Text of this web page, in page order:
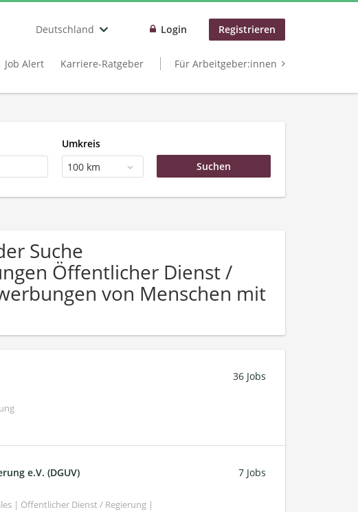
Deutschland Login Registrieren
Job Alert Karriere-Ratgeber Für Arbeitgeber:innen
Umkreis
100 km
Suche
Öffentlicher Dienst /
von Menschen mit
36 Jobs
e.V. (DGUV)
| Öffentlicher Dienst / Regierung |
7 Jobs